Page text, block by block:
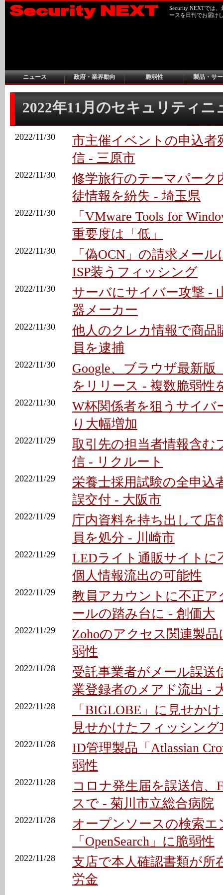
Security NEXTでは
ースを日刊でお届け
ニュース 政府・業界動向 脆弱性 製品・サ
2022年11月のセキュリティニ
2022/11/30
市主催イベントの申込者
信 - 三原市
2022/11/30
修学旅行のテーマパーク
徒情報を紛失 - 埼玉県
2022/11/30
「VMware Tools for
重要度は「低」
2022/11/30
「偽OCN」の請求メー
ISP装うフィッシング
2022/11/30
サーバにサイバー攻撃 -
器メーカー
2022/11/30
他人のクレカ情報で商品
員を逮捕
2022/11/30
Google、ブラウザ最新版
をリリース - 複数脆弱性
2022/11/30
W杯関係者を狙うサイバ
り大幅増加
2022/11/29
取引先の担当者情報含む
信 - リクルート
2022/11/29
栄養士採用試験の全申込
誤交付 - 大阪市
2022/11/29
庁内資料を持ち出して店
員を処分 - 川崎市
2022/11/29
LEDライト通販サイトに
個人情報流出の可能性
2022/11/29
教員アカウントに不正ア
ールの踏み台に - 創価大
2022/11/29
Zohoのアクセス関連製
弱性
2022/11/28
受託事業者がメール誤送
業登録者のメアド流出 -
2022/11/28
「BIGLOBE」に見せか
見せかけたフィッシング
2022/11/28
ID管理製品「Atlassian
弱性
2022/11/28
コロナ発生届を誤送信、
スで - 菊川市立総合病院
2022/11/28
オープンソースの検索エ
「OpenSearch」に脆弱性
2022/11/28
支店で本人確認書類が所
労金